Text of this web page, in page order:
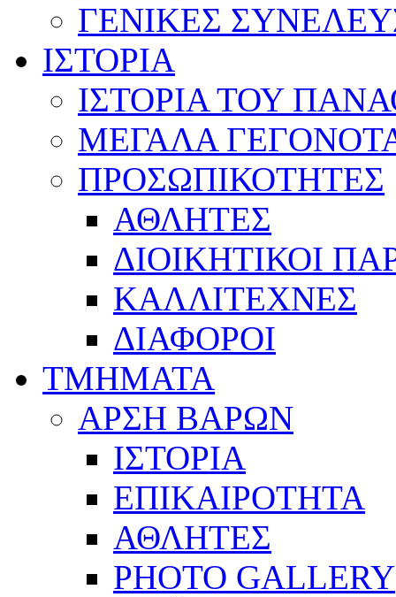
ΓΕΝΙΚΕΣ
ΙΣΤΟΡΙΑ
ΙΣΤΟΡΙΑ ΤΟΥ
ΜΕΓΑΛΑ
ΠΡΟΣΩΠΙΚΟΤΗΤΕΣ
ΑΘΛΗΤΕΣ
ΔΙΟΙΚΗΤΙΚΟΙ
ΚΑΛΛΙΤΕΧΝΕΣ
ΔΙΑΦΟΡΟΙ
ΤΜΗΜΑΤΑ
ΑΡΣΗ ΒΑΡΩΝ
ΙΣΤΟΡΙΑ
ΕΠΙΚΑΙΡΟΤΗΤΑ
ΑΘΛΗΤΕΣ
PHOTO GALLERY